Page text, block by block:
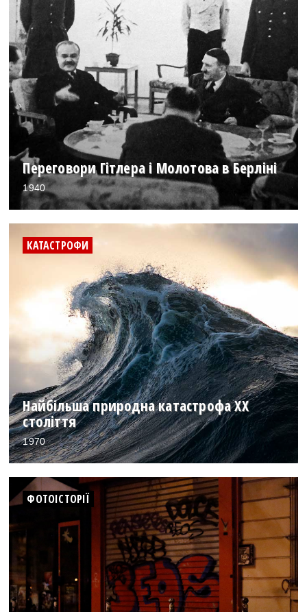
Переговори Гітлера і Молотова в Берліні
1940
КАТАСТРОФИ
Найбільша природна катастрофа ХХ
століття
1970
ФОТОІСТОРІЇ